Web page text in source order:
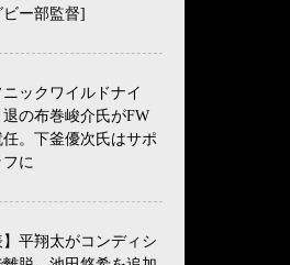
ー部監督]
ックワイルドナイ
の布巻峻介氏がFW
任。下釜優次氏はサポ
に
】平翔太がコンディシ